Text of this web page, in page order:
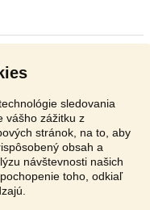
sledovania
vášho zážitku z
stránok, na to, aby
obsah a
návštevnosti našich
toho, odkiaľ
hlava motora, hlava,